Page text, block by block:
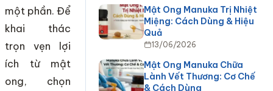
một phần. Để
khai thác
trọn vẹn lợi
ích từ mật
ong, chọn
Mật Ong Manuka Trị Nhiệt
Miệng: Cách Dùng & Hiệu
Quả
13/06/2026
Mật Ong Manuka Chữa
Lành Vết Thương: Cơ Chế
& Cách Dùng